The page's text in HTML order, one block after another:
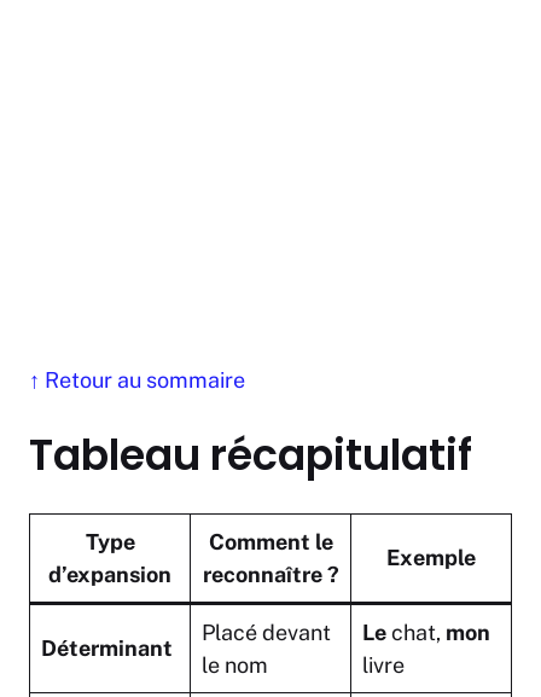
↑ Retour au sommaire
Tableau récapitulatif
Type
d’expansion
Comment le
reconnaître ?
Exemple
Déterminant
Placé devant
le nom
Lechat, mon
livre